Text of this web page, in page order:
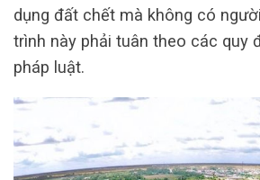
dụng đất chết mà không có
trình này phải tuân theo các quy
pháp luật.